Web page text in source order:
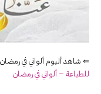
⇐ شاهد ألبوم ألواني في
للطباعة – ألواني في رمضان